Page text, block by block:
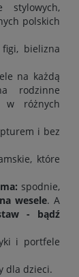
stylowych,
polskich
bielizna
na każdą
rodzinne
w różnych
i bez
które
spodnie,
wesele. A
- bądź
i portfele
dla dzieci.